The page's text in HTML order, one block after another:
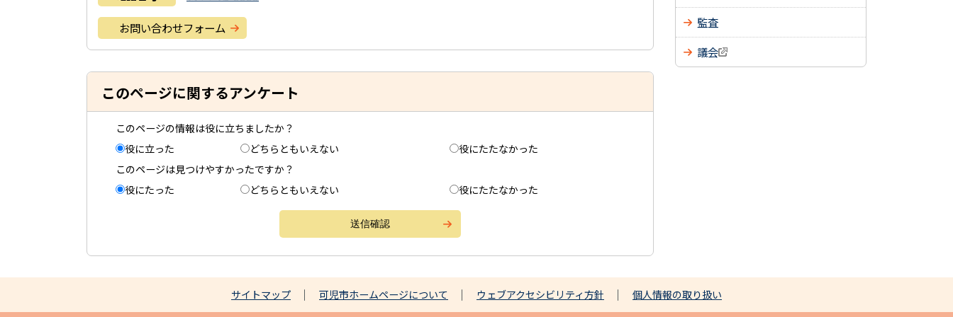
お問い合わせフォーム
このページに関するアンケート
このページの情報は役に立ちましたか？
役に立った
どちらともいえない
役にたたなかった
このページは見つけやすかったですか？
役にたった
どちらともいえない 役にたたなかった
監査
議会
サイトマップ 可児市ホームページについて ウェブアクセシビリティ方針 個人情報の取り扱い